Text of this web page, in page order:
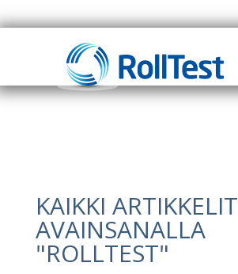
KAIKKI ARTIKKELIT
AVAINSANALLA
"ROLLTEST"